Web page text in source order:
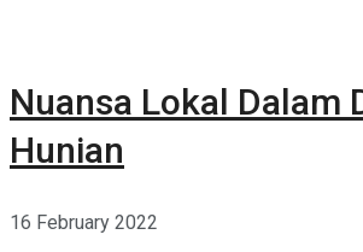
Nuansa Lokal Dalam
Hunian
16 February 2022